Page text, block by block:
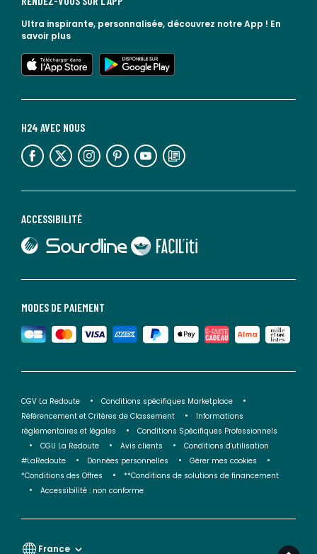
MODES DE PAIEMENT
ACCESSIBILITÉ
lien vers Sourdline
lien vers Faciliti
H24 AVEC NOUS
lien vers l'espace réseaux sociaux lien vers l'espace réseaux sociaux lien vers l'espace réseaux sociaux lien vers l'espace réseaux sociaux lien vers l'espace réseaux sociaux lien vers le blog la redoute
Ultra inspirante, personnalisée, découvrez notre App ! En
savoir plus
lien vers l'app store
lien vers google play
CGV La Redoute
Conditions spécifiques Marketplace
Référencement et Critères de Classement
Informations
réglementaires et légales
Conditions Spécifiques Professionnels
CGU La Redoute
Avis clients
Conditions d'utilisation
#LaRedoute
Données personnelles
Gérer mes cookies
*Conditions des Offres
**Conditions de solutions de financement
Accessibilité : non conforme
France